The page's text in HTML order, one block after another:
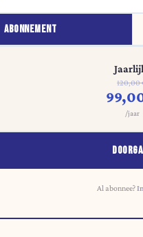
ABONNEMENT
120,00
/jaar
Al abonnee?